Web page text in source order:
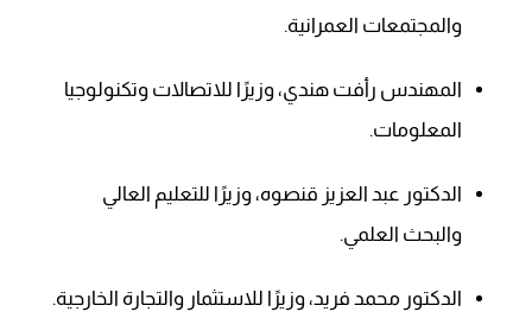
والمجتمعات العمرانية.
المهندس رأفت هندي، وزيرًا للاتصالات وتكنولوجيا
المعلومات.
الدكتور عبد العزيز قنصوه، وزيرًا للتعليم العالي
والبحث العلمي.
الدكتور محمد فريد، وزيرًا للاستثمار والتجارة الخارجية.